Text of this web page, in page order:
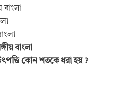
বাংলা
বাংলা
কোন শতকে ধরা হয় ?